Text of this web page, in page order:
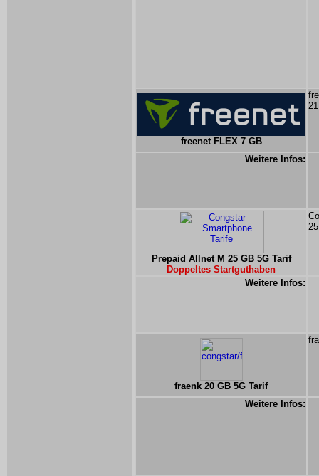
freenet FLEX 7 GB
Weitere Infos:
Prepaid Allnet M 25 GB 5G Tarif
Doppeltes Startguthaben
Weitere Infos:
fraenk 20 GB 5G Tarif
Weitere Infos: